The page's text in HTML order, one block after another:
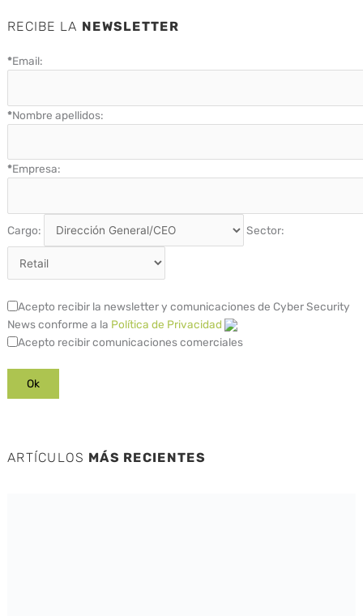
RECIBE LA NEWSLETTER
*Email:
*Nombre apellidos:
*Empresa:
Cargo: Sector:
Acepto recibir la newsletter y comunicaciones de Cyber Security
News conforme a la Política de Privacidad
Acepto recibir comunicaciones comerciales
ARTÍCULOS MÁS RECIENTES